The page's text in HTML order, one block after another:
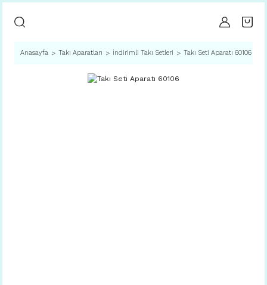
Anasayfa Takı Aparatları İndirimli Takı Setleri Takı Seti Aparatı 60106